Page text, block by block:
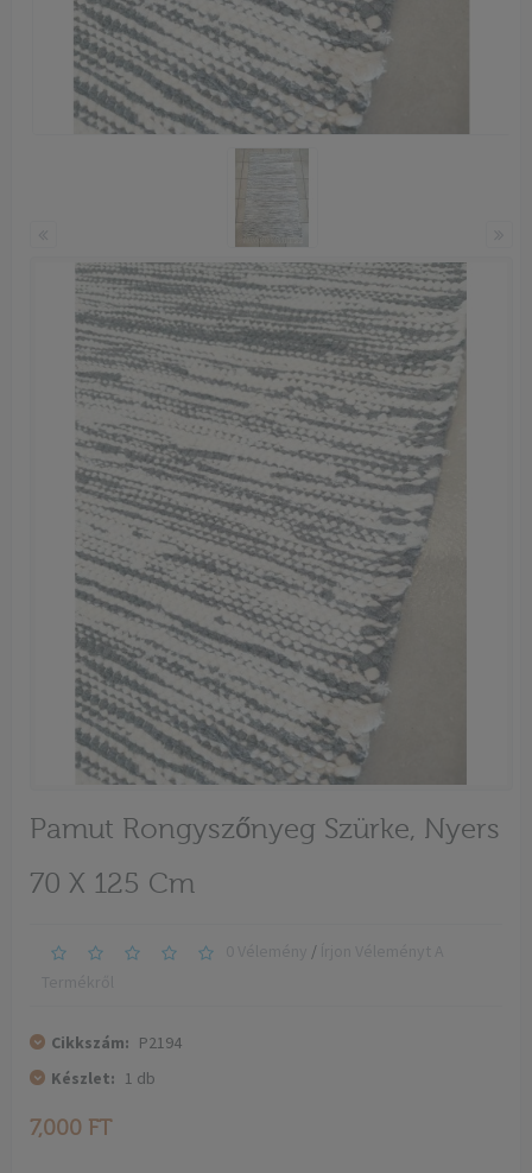
Pamut Rongyszőnyeg Szürke, Nyers
70 X 125 Cm
/
Cikkszám: P2194
Készlet: 1 db
7,000 FT